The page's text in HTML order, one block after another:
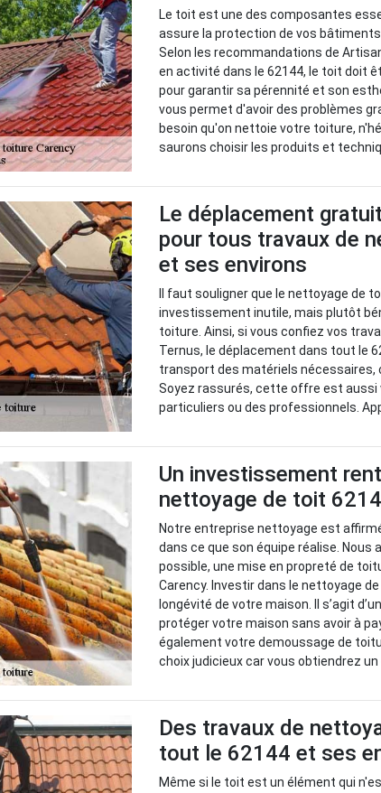
Le toit est une des composantes
assure la protection de vos
Selon les recommandations de
en activité dans le 62144, le toit doit
pour garantir sa pérennité et son
vous permet d'avoir des problèmes
besoin qu'on nettoie votre toiture,
saurons choisir les produits et
Le déplacement
pour tous travaux de
et ses environs
Il faut souligner que le nettoyage de
investissement inutile, mais plutôt
toiture. Ainsi, si vous confiez vos
Ternus, le déplacement dans tout le
transport des matériels nécessaires,
Soyez rassurés, cette offre est aussi
particuliers ou des professionnels.
Un investissement
nettoyage de toit
Notre entreprise nettoyage est
dans ce que son équipe réalise. Nous
possible, une mise en propreté de
Carency. Investir dans le nettoyage
longévité de votre maison. Il s’agit
protéger votre maison sans avoir à
également votre demoussage de
choix judicieux car vous obtiendrez
Des travaux de
tout le 62144 et ses
Même si le toit est un élément qui